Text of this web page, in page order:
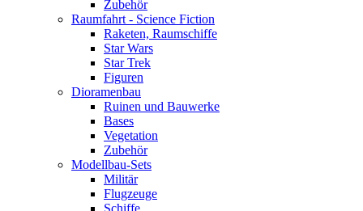
Zubehör
Raumfahrt - Science Fiction
Raketen, Raumschiffe
Star Wars
Star Trek
Figuren
Dioramenbau
Ruinen und Bauwerke
Bases
Vegetation
Zubehör
Modellbau-Sets
Militär
Flugzeuge
Schiffe